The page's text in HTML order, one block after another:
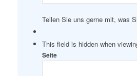
Teilen Sie uns gerne mit, was
This field is hidden when
Seite